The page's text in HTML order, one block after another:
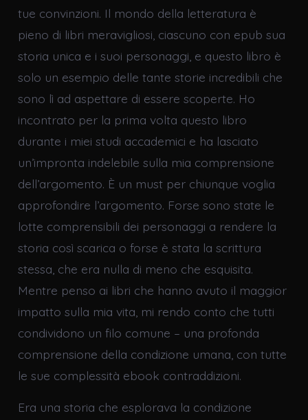
tue convinzioni. Il mondo della letteratura è
pieno di libri meravigliosi, ciascuno con epub sua
storia unica e i suoi personaggi, e questo libro è
solo un esempio delle tante storie incredibili che
sono lì ad aspettare di essere scoperte. Ho
incontrato per la prima volta questo libro
durante i miei studi accademici e ha lasciato
un’impronta indelebile sulla mia comprensione
dell’argomento. È un must per chiunque voglia
approfondire l’argomento. Forse sono state le
lotte comprensibili dei personaggi a rendere la
storia così scarica o forse è stata la scrittura
stessa, che era nulla di meno che esquisita.
Mentre penso ai libri che hanno avuto il maggior
impatto sulla mia vita, mi rendo conto che tutti
condividono un filo comune – una profonda
comprensione della condizione umana, con tutte
le sue complessità ebook contraddizioni.
Era una storia che esplorava la condizione